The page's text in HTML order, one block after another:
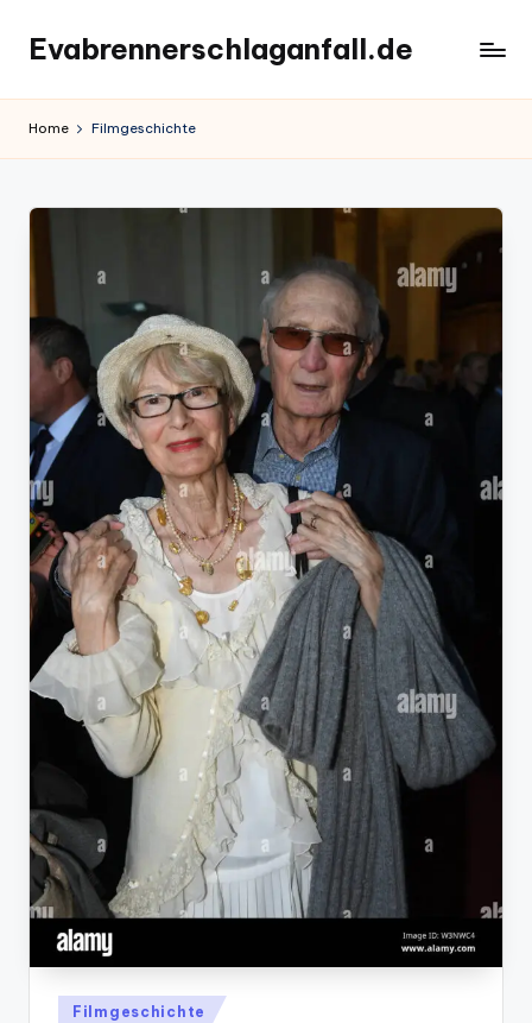
content
Evabrennerschlaganfall.de
Home Filmgeschichte
Posted
Filmgeschichte